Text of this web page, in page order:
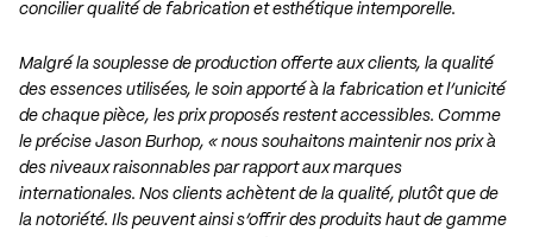
concilier qualité de fabrication et esthétique intemporelle.
Malgré la souplesse de production offerte aux clients, la qualité
des essences utilisées, le soin apporté à la fabrication et l’unicité
de chaque pièce, les prix proposés restent accessibles. Comme
le précise Jason Burhop, « nous souhaitons maintenir nos prix à
des niveaux raisonnables par rapport aux marques
internationales. Nos clients achètent de la qualité, plutôt que de
la notoriété. Ils peuvent ainsi s’offrir des produits haut de gamme